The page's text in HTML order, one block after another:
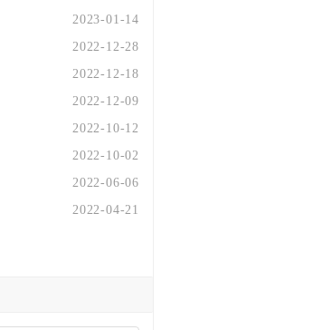
2023-01-14
2022-12-28
2022-12-18
2022-12-09
2022-10-12
2022-10-02
2022-06-06
2022-04-21